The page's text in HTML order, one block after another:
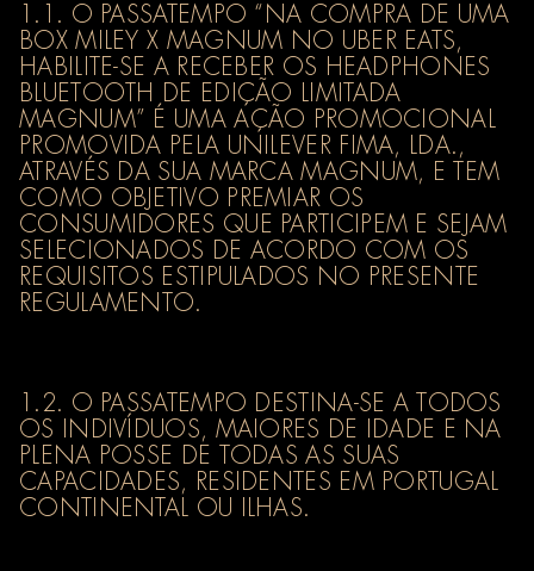
1.1. O PASSATEMPO “NA COMPRA DE UMA
BOX MILEY X MAGNUM NO UBER EATS,
HABILITE-SE A RECEBER OS HEADPHONES
BLUETOOTH DE EDIÇÃO LIMITADA
MAGNUM” É UMA AÇÃO PROMOCIONAL
PROMOVIDA PELA UNILEVER FIMA, LDA.,
ATRAVÉS DA SUA MARCA MAGNUM, E TEM
COMO OBJETIVO PREMIAR OS
CONSUMIDORES QUE PARTICIPEM E SEJAM
SELECIONADOS DE ACORDO COM OS
REQUISITOS ESTIPULADOS NO PRESENTE
REGULAMENTO.
1.2. O PASSATEMPO DESTINA-SE A TODOS
OS INDIVÍDUOS, MAIORES DE IDADE E NA
PLENA POSSE DE TODAS AS SUAS
CAPACIDADES, RESIDENTES EM PORTUGAL
CONTINENTAL OU ILHAS.